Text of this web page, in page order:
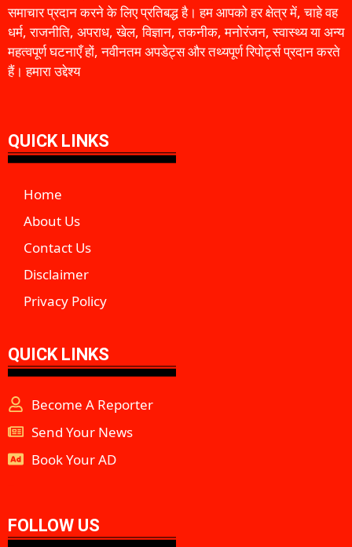
समाचार प्रदान करने के लिए प्रतिबद्ध है। हम आपको हर क्षेत्र में, चाहे वह
धर्म, राजनीति, अपराध, खेल, विज्ञान, तकनीक, मनोरंजन, स्वास्थ्य या अन्य
महत्वपूर्ण घटनाएँ हों, नवीनतम अपडेट्स और तथ्यपूर्ण रिपोर्ट्स प्रदान करते
हैं। हमारा उद्देश्य
QUICK LINKS
Home
About Us
Contact Us
Disclaimer
Privacy Policy
QUICK LINKS
Become A Reporter
Send Your News
Book Your AD
FOLLOW US